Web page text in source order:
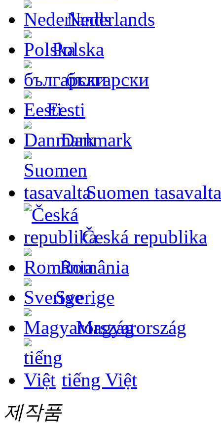
Nederlands
Polska
български
Eesti
Danmark
Suomen tasavalta
Česká republika
România
Sverige
Magyarország
tiếng Việt
제작품